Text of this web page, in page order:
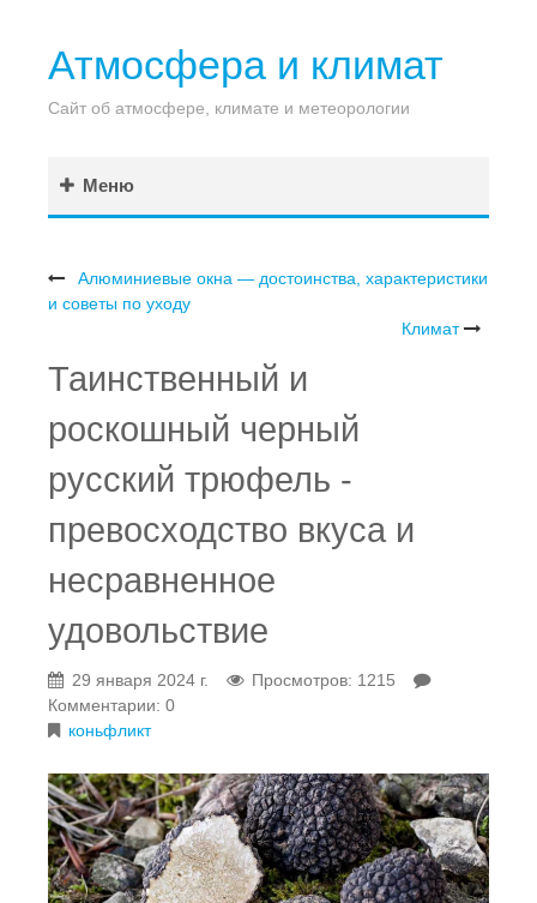
Атмосфера и климат
Сайт об атмосфере, климате и метеорологии
Меню
Алюминиевые окна — достоинства, характеристики
и советы по уходу
Климат
Таинственный и
роскошный черный
русский трюфель -
превосходство вкуса и
несравненное
удовольствие
29 января 2024 г.
Просмотров: 1215
Комментарии: 0
коньфликт